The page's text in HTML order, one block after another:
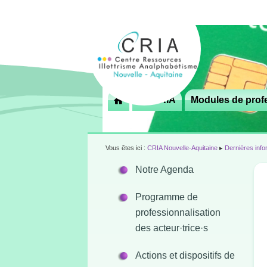
principal Le CRIA Modules de
Vous êtes ici : CRIA Nouvelle-Aquitaine ▸ Dernières
Notre Agenda
Programme de
professionnalisation
des acteur·trice·s
Actions et dispositifs de